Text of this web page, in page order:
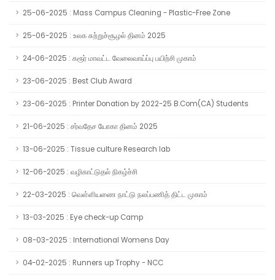
25-06-2025 : Mass Campus Cleaning - Plastic-Free Zone
25-06-2025 : உலக சுற்றுச்சூழல் தினம் 2025
24-06-2025 : கரூர் மாவட்ட வேலைவாய்ப்பு பயிற்சி முகாம்
23-06-2025 : Best Club Award
23-06-2025 : Printer Donation by 2022-25 B.Com(CA) Students
21-06-2025 : சர்வதேச யோகா தினம் 2025
13-06-2025 : Tissue culture Research lab
12-06-2025 : வழிகாட்டுதல் நிகழ்ச்சி
22-03-2025 : வெள்ளியணை நாட்டு நலப்பணித் திட்ட முகாம்
13-03-2025 : Eye check-up Camp
08-03-2025 : International Womens Day
04-02-2025 : Runners up Trophy - NCC